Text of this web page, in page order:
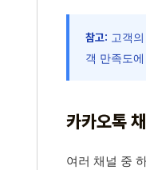
참고: 고객
객 만족도
카카오톡
여러 채널 중